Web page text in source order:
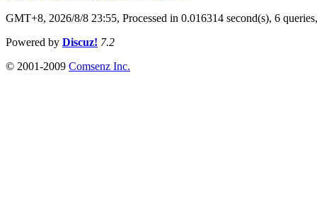
GMT+8, 2026/8/8 23:55, Processed in 0.016314 second(s), 6
Powered by Discuz! 7.2
© 2001-2009 Comsenz Inc.